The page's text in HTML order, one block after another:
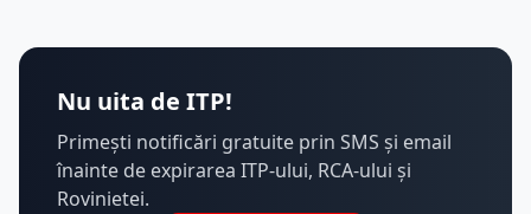
Nu uita de ITP!
Primești notificări gratuite prin SMS și email
înainte de expirarea ITP-ului, RCA-ului și
Rovinietei.